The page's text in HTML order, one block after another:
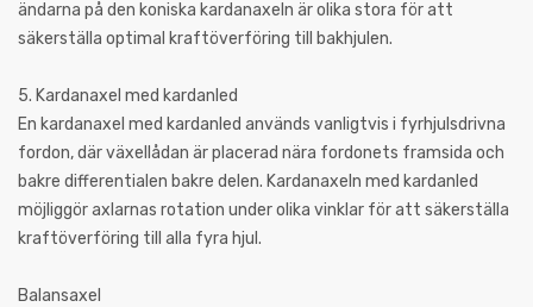
ändarna på den koniska kardanaxeln är olika stora för att
säkerställa optimal kraftöverföring till bakhjulen.
5. Kardanaxel med kardanled
En kardanaxel med kardanled används vanligtvis i fyrhjulsdrivna
fordon, där växellådan är placerad nära fordonets framsida och
bakre differentialen bakre delen. Kardanaxeln med kardanled
möjliggör axlarnas rotation under olika vinklar för att säkerställa
kraftöverföring till alla fyra hjul.
Balansaxel